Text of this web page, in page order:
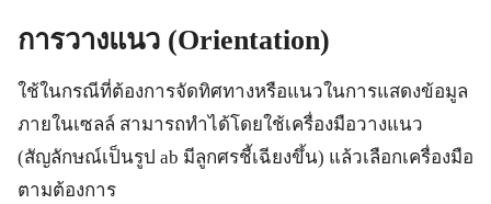
การวางแนว (Orientation)
ใช้ในกรณีที่ต้องการจัดทิศทางหรือแนวในการแสดงข้อมูล
ภายในเซลล์ สามารถทำได้โดยใช้เครื่องมือวางแนว
(สัญลักษณ์เป็นรูป ab มีลูกศรชี้เฉียงขึ้น) แล้วเลือกเครื่องมือ
ตามต้องการ